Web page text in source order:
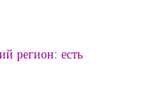
регион: есть